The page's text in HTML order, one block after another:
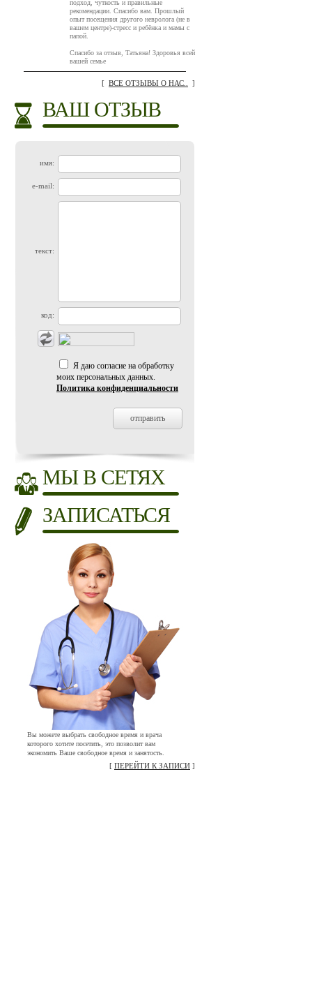
подход, чуткость и правильные
рекомендации. Спасибо вам. Прошлый
опыт посещения другого невролога (не в
вашем центре)-стресс и ребёнка и мамы с
папой.
Спасибо за отзыв, Татьяна! Здоровья всей
вашей семье
[ ВСЕ ОТЗЫВЫ О НАС.. ]
ВАШ ОТЗЫВ
имя:
e-mail:
текст:
код:
Я даю согласие на обработку
моих персональных данных.
Политика конфиденциальности
МЫ В СЕТЯХ
ЗАПИСАТЬСЯ
Вы можете выбрать свободное время и врача
которого хотите посетить, это позволит вам
экономить Ваше свободное время и занятость.
[ ПЕРЕЙТИ К ЗАПИСИ ]